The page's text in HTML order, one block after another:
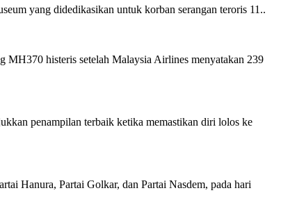
yang didedikasikan untuk korban serangan teroris 11..
histeris setelah Malaysia Airlines menyatakan 239
penampilan terbaik ketika memastikan diri lolos ke
Hanura, Partai Golkar, dan Partai Nasdem, pada hari